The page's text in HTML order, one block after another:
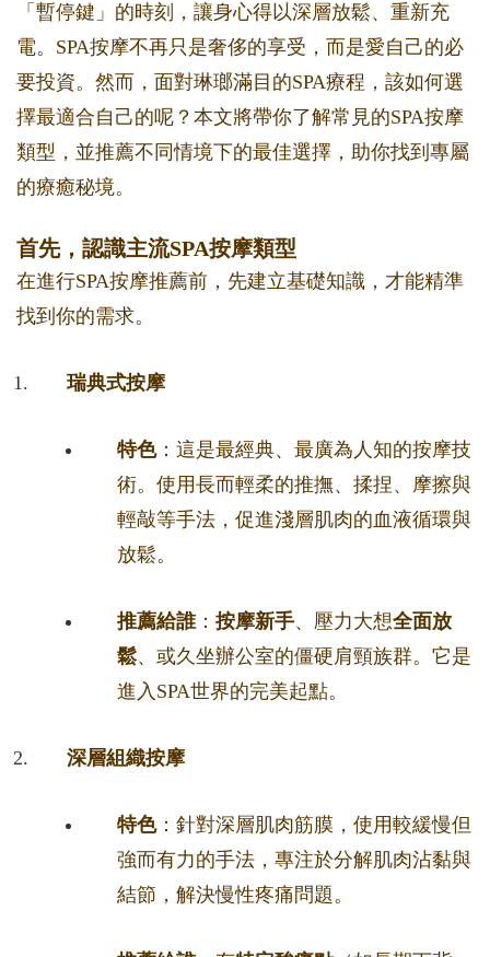
「暫停鍵」的時刻，讓身心得以深層放鬆、重新充
電。SPA按摩不再只是奢侈的享受，而是愛自己的必
要投資。然而，面對琳瑯滿目的SPA療程，該如何選
擇最適合自己的呢？本文將帶你了解常見的SPA按摩
類型，並推薦不同情境下的最佳選擇，助你找到專屬
的療癒秘境。
首先，認識主流SPA按摩類型
在進行SPA按摩推薦前，先建立基礎知識，才能精準
找到你的需求。
瑞典式按摩
特色：這是最經典、最廣為人知的按摩技
術。使用長而輕柔的推撫、揉捏、摩擦與
輕敲等手法，促進淺層肌肉的血液循環與
放鬆。
推薦給誰： 按摩新手、壓力大想全面放
鬆、或久坐辦公室的僵硬肩頸族群。它是
進入SPA世界的完美起點。
深層組織按摩
特色：針對深層肌肉筋膜，使用較緩慢但
強而有力的手法，專注於分解肌肉沾黏與
結節，解決慢性疼痛問題。